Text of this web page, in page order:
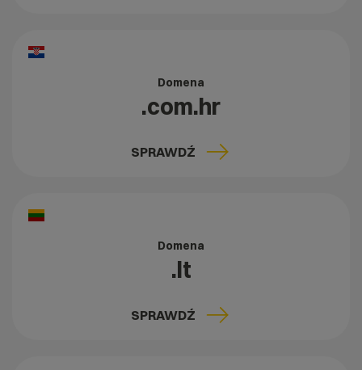
Domena
.com.hr
SPRAWDŹ
Domena
.lt
SPRAWDŹ